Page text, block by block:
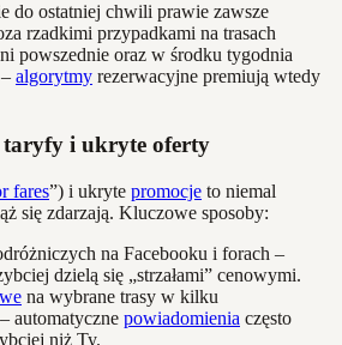
do ostatniej chwili prawie zawsze
rzadkimi przypadkami na trasach
powszednie oraz w środku tygodnia
algorytmy rezerwacyjne premiują wtedy
taryfy i ukryte oferty
fares”) i ukryte promocje to niemal
się zdarzają. Kluczowe sposoby:
na Facebooku i forach –
dzielą się „strzałami” cenowymi.
na wybrane trasy w kilku
automatyczne powiadomienia często
niż Ty.